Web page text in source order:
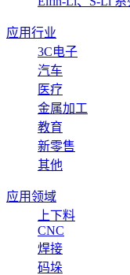
应用行业
3C电子
汽车
医疗
金属加工
教育
新零售
其他
应用领域
上下料
CNC
焊接
码垛